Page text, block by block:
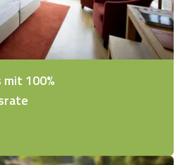
100%